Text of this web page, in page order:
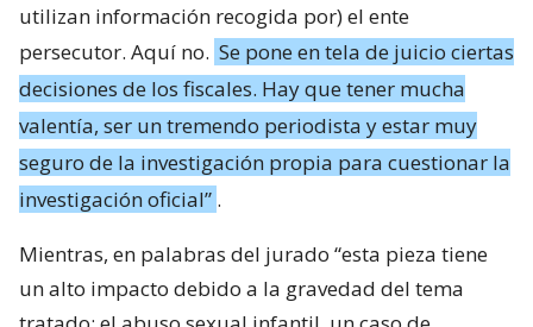
utilizan información recogida por) el ente
persecutor. Aquí no. Se pone en tela de juicio ciertas
decisiones de los fiscales. Hay que tener mucha
valentía, ser un tremendo periodista y estar muy
seguro de la investigación propia para cuestionar la
investigación oficial” .
Mientras, en palabras del jurado “esta pieza tiene
un alto impacto debido a la gravedad del tema